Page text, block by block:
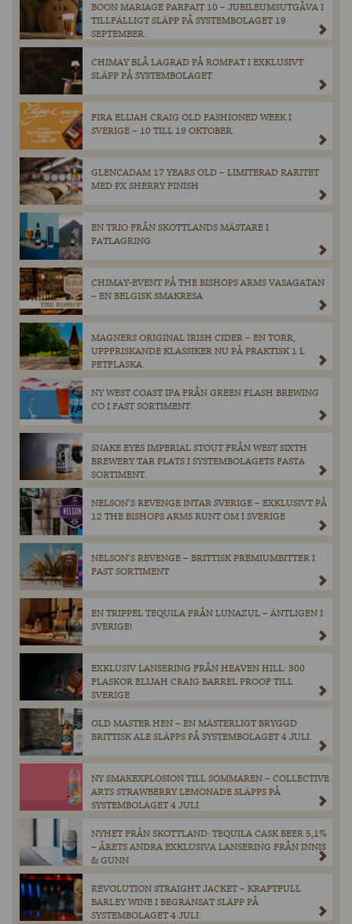
BOON MARIAGE PARFAIT 10 – JUBILEUMSUTGÅVA I
TILLFÄLLIGT SLÄPP PÅ SYSTEMBOLAGET 19
SEPTEMBER.
CHIMAY BLÅ LAGRAD PÅ ROMFAT I EXKLUSIVT
SLÄPP PÅ SYSTEMBOLAGET
FIRA ELIJAH CRAIG OLD FASHIONED WEEK I
SVERIGE – 10 TILL 19 OKTOBER.
GLENCADAM 17 YEARS OLD – LIMITERAD RARITET
MED PX SHERRY FINISH
EN TRIO FRÅN SKOTTLANDS MÄSTARE I
FATLAGRING.
CHIMAY-EVENT PÅ THE BISHOPS ARMS VASAGATAN
– EN BELGISK SMAKRESA
MAGNERS ORIGINAL IRISH CIDER – EN TORR,
UPPFRISKANDE KLASSIKER NU PÅ PRAKTISK 1 L
PETFLASKA.
NY WEST COAST IPA FRÅN GREEN FLASH BREWING
CO I FAST SORTIMENT.
SNAKE EYES IMPERIAL STOUT FRÅN WEST SIXTH
BREWERY TAR PLATS I SYSTEMBOLAGETS FASTA
SORTIMENT.
NELSON’S REVENGE INTAR SVERIGE – EXKLUSIVT PÅ
12 THE BISHOPS ARMS RUNT OM I SVERIGE
NELSON’S REVENGE – BRITTISK PREMIUMBITTER I
FAST SORTIMENT
EN TRIPPEL TEQUILA FRÅN LUNAZUL – ÄNTLIGEN I
SVERIGE!
EXKLUSIV LANSERING FRÅN HEAVEN HILL: 300
FLASKOR ELIJAH CRAIG BARREL PROOF TILL
SVERIGE
OLD MASTER HEN – EN MÄSTERLIGT BRYGGD
BRITTISK ALE SLÄPPS PÅ SYSTEMBOLAGET 4 JULI.
NY SMAKEXPLOSION TILL SOMMAREN – COLLECTIVE
ARTS STRAWBERRY LEMONADE SLÄPPS PÅ
SYSTEMBOLAGET 4 JULI.
NYHET FRÅN SKOTTLAND: TEQUILA CASK BEER 5,1%
– ÅRETS ANDRA EXKLUSIVA LANSERING FRÅN INNIS
& GUNN
REVOLUTION STRAIGHT JACKET – KRAFTFULL
BARLEY WINE I BEGRÄNSAT SLÄPP PÅ
SYSTEMBOLAGET 4 JULI.